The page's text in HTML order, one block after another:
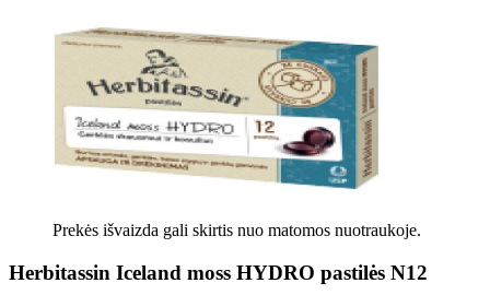
Prekės išvaizda gali skirtis nuo matomos nuotraukoje.
Herbitassin Iceland moss HYDRO pastilės N12